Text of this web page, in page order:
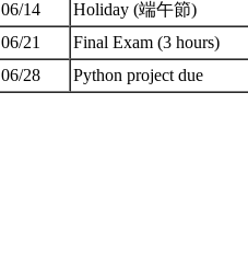
06/14
Holiday (端午節)
06/21
Final Exam (3 hours)
06/28 Python project due